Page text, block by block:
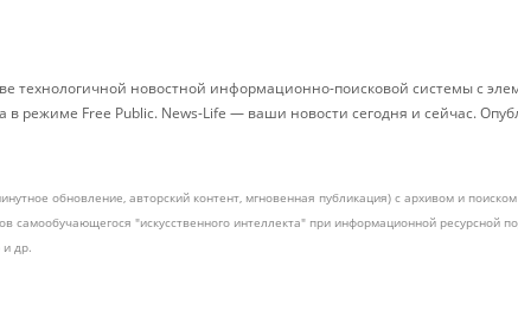
технологичной новостной информационно-поисковой системы с
режиме Free Public. News-Life — ваши новости сегодня и сейчас.
обновление, авторский контент, мгновенная публикация) с архивом и
самообучающегося "искусственного интеллекта" при информационной ресурсной
и др.